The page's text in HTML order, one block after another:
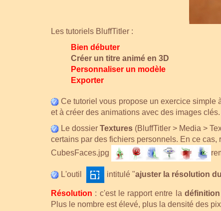
Les tutoriels BluffTitler :
Bien débuter
Créer un titre animé en 3D
Personnaliser un modèle
Exporter
Ce tutoriel vous propose un exercice simple
et à créer des animations avec des images clés.
Le dossier Textures (BluffTitler > Media >
certains par des fichiers personnels. En ce
CubesFaces.jpg
L'outil intitulé "ajuster la résolution
Résolution : c'est le rapport entre la définition
Plus le nombre est élevé, plus la densité des